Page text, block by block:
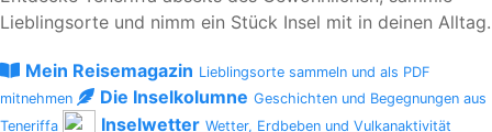
Lieblingsorte und nimm ein Stück Insel mit in deinen Alltag.
Mein Reisemagazin Lieblingsorte sammeln und als PDF
mitnehmen
Die Inselkolumne Geschichten und Begegnungen aus
Teneriffa
Inselwetter Wetter, Erdbeben und Vulkanaktivität